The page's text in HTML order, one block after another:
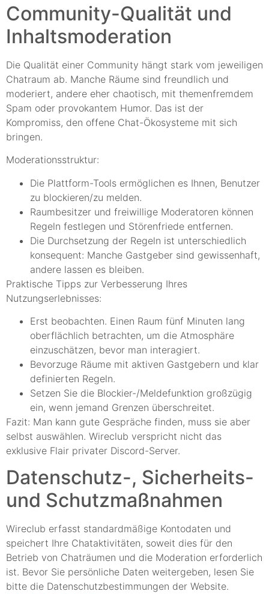
Community-Qualität und
Inhaltsmoderation
Die Qualität einer Community hängt stark vom jeweiligen
Chatraum ab. Manche Räume sind freundlich und
moderiert, andere eher chaotisch, mit themenfremdem
Spam oder provokantem Humor. Das ist der
Kompromiss, den offene Chat-Ökosysteme mit sich
bringen.
Moderationsstruktur:
Die Plattform-Tools ermöglichen es Ihnen, Benutzer
zu blockieren/zu melden.
Raumbesitzer und freiwillige Moderatoren können
Regeln festlegen und Störenfriede entfernen.
Die Durchsetzung der Regeln ist unterschiedlich
konsequent: Manche Gastgeber sind gewissenhaft,
andere lassen es bleiben.
Praktische Tipps zur Verbesserung Ihres
Nutzungserlebnisses:
Erst beobachten. Einen Raum fünf Minuten lang
oberflächlich betrachten, um die Atmosphäre
einzuschätzen, bevor man interagiert.
Bevorzuge Räume mit aktiven Gastgebern und klar
definierten Regeln.
Setzen Sie die Blockier-/Meldefunktion großzügig
ein, wenn jemand Grenzen überschreitet.
Fazit: Man kann gute Gespräche finden, muss sie aber
selbst auswählen. Wireclub verspricht nicht das
exklusive Flair privater Discord-Server.
Datenschutz-, Sicherheits-
und Schutzmaßnahmen
Wireclub erfasst standardmäßige Kontodaten und
speichert Ihre Chataktivitäten, soweit dies für den
Betrieb von Chaträumen und die Moderation erforderlich
ist. Bevor Sie persönliche Daten weitergeben, lesen Sie
bitte die Datenschutzbestimmungen der Website.